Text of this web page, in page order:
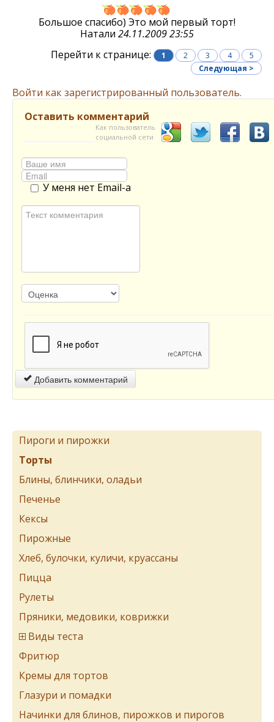
Большое спасибо) Это мой первый торт!
Натали 24.11.2009 23:55
Перейти к странице:
1 2 3 4
5
Следующая >
Войти как зарегистрированный пользователь.
Оставить комментарий
Как пользователь
социальной сети
У меня нет Email-а
Добавить комментарий
Пироги и пирожки
Торты
Блины, блинчики, оладьи
Печенье
Кексы
Пирожные
Хлеб, булочки, куличи, круассаны
Пицца
Рулеты
Пряники, медовики, коврижки
Виды теста
Фритюр
Кремы для тортов
Глазури и помадки
Начинки для блинов, пирожков и пирогов